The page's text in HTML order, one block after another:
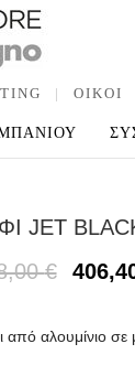
| OIKOI
JET
€
από αλουμίνιο